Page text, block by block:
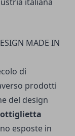
MADE IN
di
prodotti
del design
esposte in